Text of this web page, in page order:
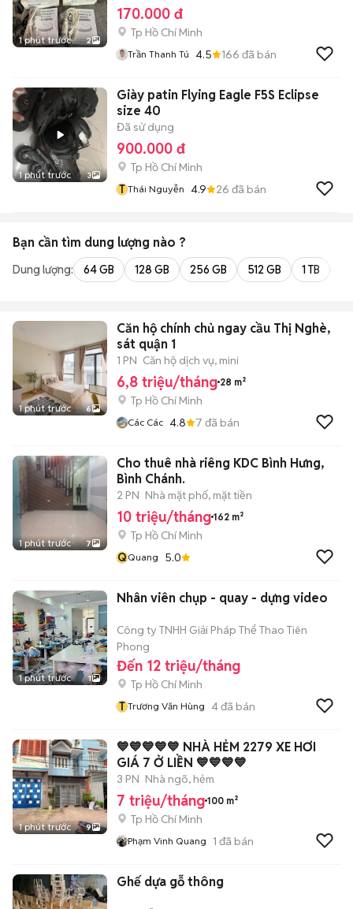
1 phút trước 2
170.000 đ
Tp Hồ Chí Minh
Trần Thanh Tú 4.5 166 đã bán
1 phút trước 3
Giày patin Flying Eagle F5S Eclipse
size 40
Đã sử dụng
900.000 đ
Tp Hồ Chí Minh
T Thái Nguyễn 4.9 26 đã bán
Bạn cần tìm dung lượng nào ?
Dung lượng: 64 GB 128 GB 256 GB 512 GB 1 TB
1 phút trước 6
Căn hộ chính chủ ngay cầu Thị Nghè,
sát quận 1
1 PN Căn hộ dịch vụ, mini
6,8 triệu/tháng 28 m²
Tp Hồ Chí Minh
Các Các 4.8 7 đã bán
1 phút trước 7
Cho thuê nhà riêng KDC Bình Hưng,
Bình Chánh.
2 PN Nhà mặt phố, mặt tiền
10 triệu/tháng 162 m²
Tp Hồ Chí Minh
QQuang 5.0
1 phút trước 1
Nhân viên chụp - quay - dựng video
Công ty TNHH Giải Pháp Thể Thao Tiên
Phong
Đến 12 triệu/tháng
Tp Hồ Chí Minh
T Trương Văn Hùng 4đã bán
1 phút trước 9
💙💙💙💙💙 NHÀ HẺM 2279 XE HƠI
GIÁ 7 Ở LIỀN 💙💙💙💙
3 PN Nhà ngõ, hẻm
7 triệu/tháng 100 m²
Tp Hồ Chí Minh
Phạm Vinh Quang 1 đã bán
Ghế dựa gỗ thông